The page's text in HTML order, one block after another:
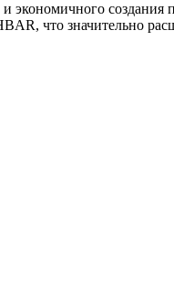
создания
что значительно